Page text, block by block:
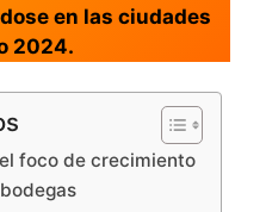
en las ciudades
2024.
foco de crecimiento